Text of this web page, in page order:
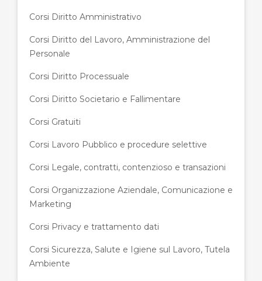
Corsi Diritto Amministrativo
Corsi Diritto del Lavoro, Amministrazione del
Personale
Corsi Diritto Processuale
Corsi Diritto Societario e Fallimentare
Corsi Gratuiti
Corsi Lavoro Pubblico e procedure selettive
Corsi Legale, contratti, contenzioso e transazioni
Corsi Organizzazione Aziendale, Comunicazione e
Marketing
Corsi Privacy e trattamento dati
Corsi Sicurezza, Salute e Igiene sul Lavoro, Tutela
Ambiente